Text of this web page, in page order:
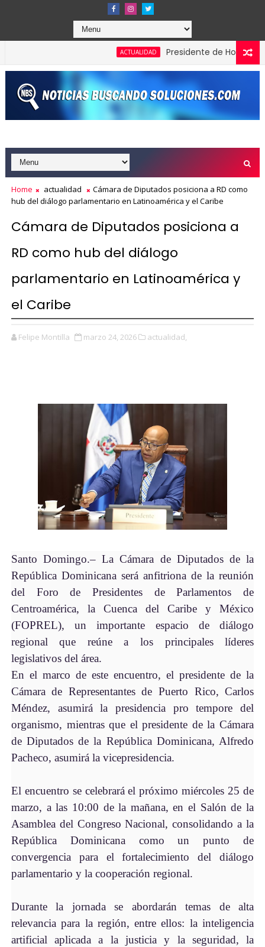
ACTUALIDAD Presidente de Honduras
Home actualidad
Cámara de Diputados posiciona a RD como
hub del diálogo parlamentario en Latinoamérica y el Caribe
Cámara de Diputados posiciona a
RD como hub del diálogo
parlamentario en Latinoamérica y
el Caribe
Felipe Montilla marzo 24, 2026 actualidad,
Santo Domingo.– La Cámara de Diputados de la
República Dominicana será anfitriona de la reunión
del Foro de Presidentes de Parlamentos de
Centroamérica, la Cuenca del Caribe y México
(FOPREL), un importante espacio de diálogo
regional que reúne a los principales líderes
legislativos del área.
En el marco de este encuentro, el presidentede la
Cámara de Representantes de Puerto Rico, Carlos
Méndez, asumirá la presidencia pro tempore del
organismo, mientras que el presidente de la Cámara
de Diputados de la República Dominicana, Alfredo
Pacheco, asumirá la vicepresidencia.
El encuentro se celebrará el próximo miércoles 25 de
marzo, a las 10:00 de la mañana, en el Salón de la
Asamblea del Congreso Nacional, consolidando a la
República Dominicana como un punto de
convergencia para el fortalecimiento del diálogo
parlamentario y la cooperación regional.
Durante la jornada se abordarán temas de alta
relevancia para la región, entre ellos: la inteligencia
artificial aplicada a la justicia y la seguridad, la